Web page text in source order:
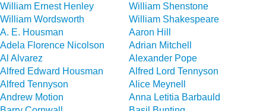
William Ernest Henley
William Shenstone
William Wordsworth
William Shakespeare
A. E. Housman
Aaron Hill
Adela Florence Nicolson
Adrian Mitchell
Al Alvarez
Alexander Pope
Alfred Edward Housman
Alfred Lord Tennyson
Alfred Tennyson
Alice Meynell
Andrew Motion
Anna Letitia Barbauld